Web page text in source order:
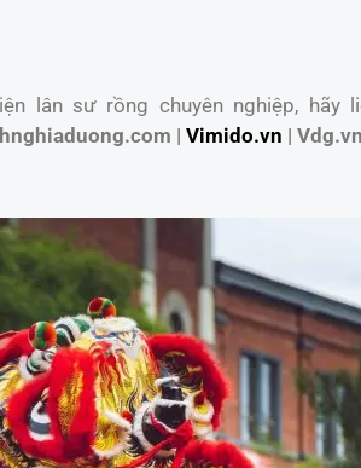
lân sư rồng chuyên nghiệp, hãy
| Vimido.vn | Vdg.vn